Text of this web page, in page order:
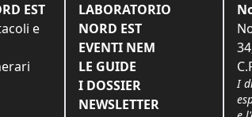
EST
e
LABORATORIO
NORD EST
EVENTI NEM
LE GUIDE
I DOSSIER
NEWSLETTER
I